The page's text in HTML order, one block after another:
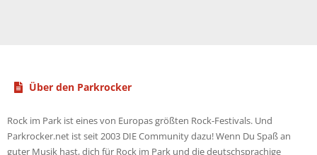
Über den Parkrocker
Rock im Park ist eines von Europas größten Rock-Festivals. Und
Parkrocker.net ist seit 2003 DIE Community dazu! Wenn Du Spaß an
guter Musik hast, dich für Rock im Park und die deutschsprachige